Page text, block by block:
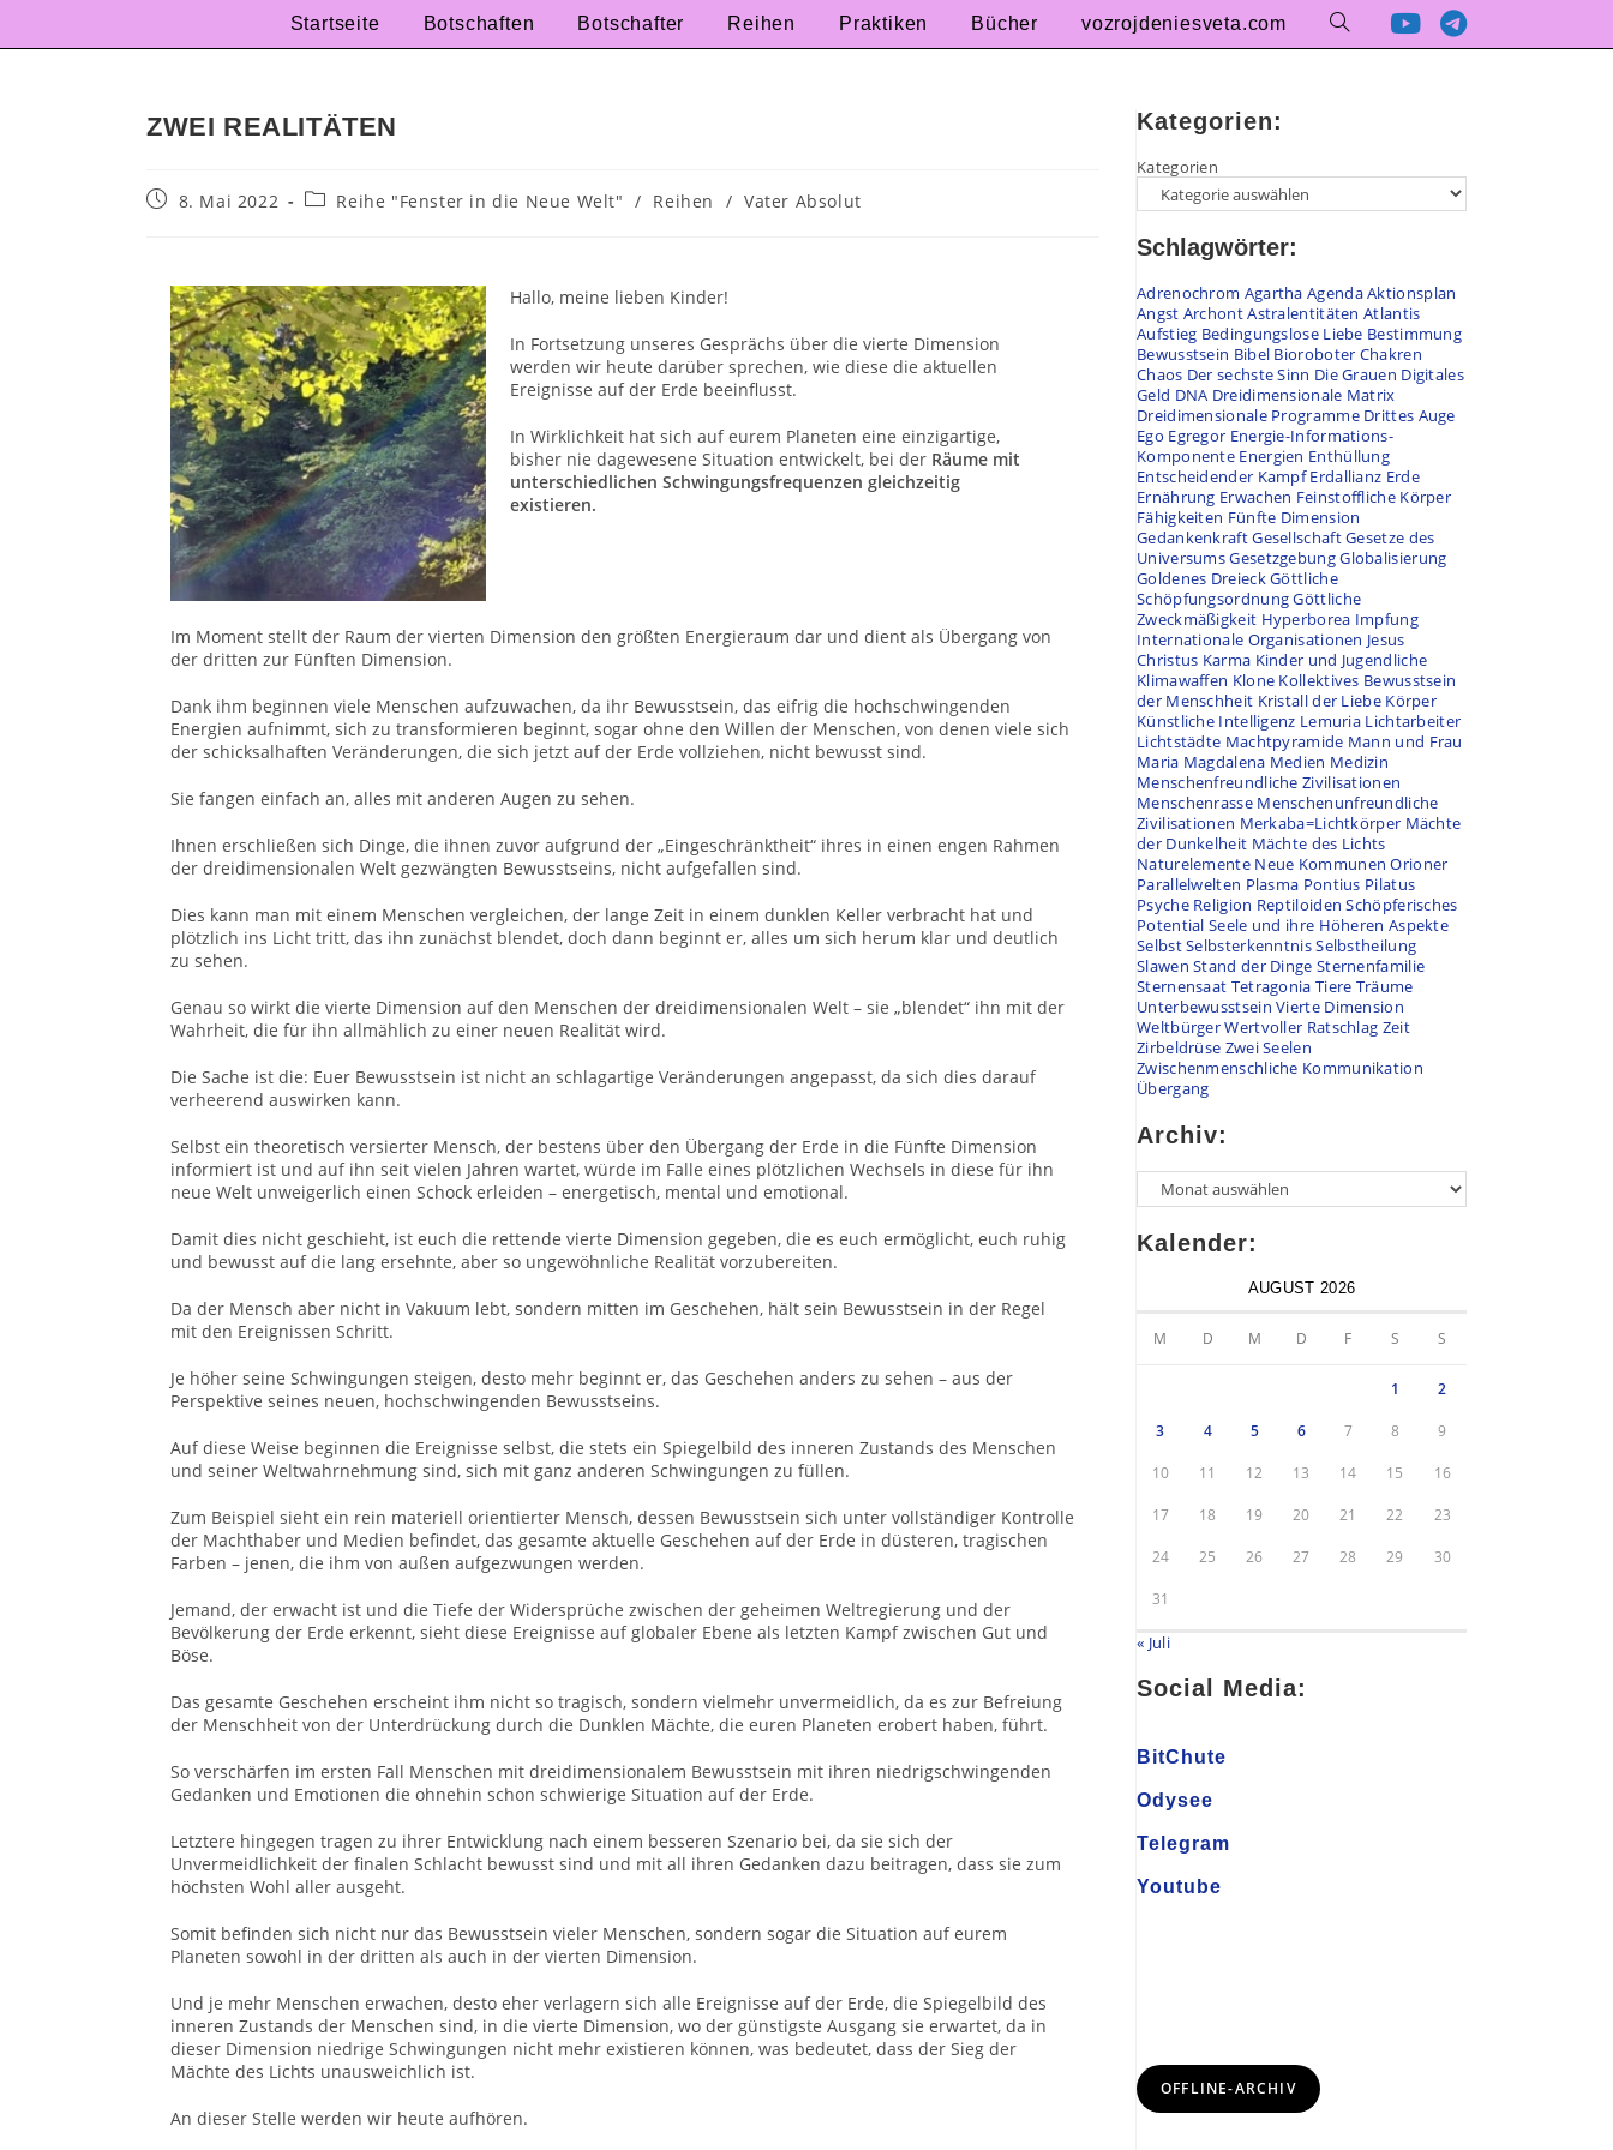
Startseite Botschaften Botschafter Reihen Praktiken Bücher vozrojdeniesveta.com
ZWEI REALITÄTEN
8. Mai 2022 Reihe "Fenster in die Neue Welt" / Reihen / Vater Absolut
Hallo, meine lieben Kinder!
In Fortsetzung unseres Gesprächs über die vierte Dimension
werden wir heute darüber sprechen, wie diese die aktuellen
Ereignisse auf der Erde beeinflusst.
In Wirklichkeit hat sich auf eurem Planeten eine einzigartige,
bisher nie dagewesene Situation entwickelt, bei der Räume mit
unterschiedlichen Schwingungsfrequenzen gleichzeitig
existieren.
Im Moment stellt der Raum der vierten Dimension den größten Energieraum dar und dient als Übergang von
der dritten zur Fünften Dimension.
Dank ihm beginnen viele Menschen aufzuwachen, da ihr Bewusstsein, das eifrig die hochschwingenden
Energien aufnimmt, sich zu transformieren beginnt, sogar ohne den Willen der Menschen, von denen viele sich
der schicksalhaften Veränderungen, die sich jetzt auf der Erde vollziehen, nicht bewusst sind.
Sie fangen einfach an, alles mit anderen Augen zu sehen.
Ihnen erschließen sich Dinge, die ihnen zuvor aufgrund der „Eingeschränktheit“ ihres in einen engen Rahmen
der dreidimensionalen Welt gezwängten Bewusstseins, nicht aufgefallen sind.
Dies kann man mit einem Menschen vergleichen, der lange Zeit in einem dunklen Keller verbracht hat und
plötzlich ins Licht tritt, das ihn zunächst blendet, doch dann beginnt er, alles um sich herum klar und deutlich
zu sehen.
Genau so wirkt die vierte Dimension auf den Menschen der dreidimensionalen Welt – sie „blendet“ ihn mit der
Wahrheit, die für ihn allmählich zu einer neuen Realität wird.
Die Sache ist die: Euer Bewusstsein ist nicht an schlagartige Veränderungen angepasst, da sich dies darauf
verheerend auswirken kann.
Selbst ein theoretisch versierter Mensch, der bestens über den Übergang der Erde in die Fünfte Dimension
informiert ist und auf ihn seit vielen Jahren wartet, würde im Falle eines plötzlichen Wechsels in diese für ihn
neue Welt unweigerlich einen Schock erleiden – energetisch, mental und emotional.
Damit dies nicht geschieht, ist euch die rettende vierte Dimension gegeben, die es euch ermöglicht, euch ruhig
und bewusst auf die lang ersehnte, aber so ungewöhnliche Realität vorzubereiten.
Da der Mensch aber nicht in Vakuum lebt, sondern mitten im Geschehen, hält sein Bewusstsein in der Regel
mit den Ereignissen Schritt.
Je höher seine Schwingungen steigen, desto mehr beginnt er, das Geschehen anders zu sehen – aus der
Perspektive seines neuen, hochschwingenden Bewusstseins.
Auf diese Weise beginnen die Ereignisse selbst, die stets ein Spiegelbild des inneren Zustands des Menschen
und seiner Weltwahrnehmung sind, sich mit ganz anderen Schwingungen zu füllen.
Zum Beispiel sieht ein rein materiell orientierter Mensch, dessen Bewusstsein sich unter vollständiger Kontrolle
der Machthaber und Medien befindet, das gesamte aktuelle Geschehen auf der Erde in düsteren, tragischen
Farben – jenen, die ihm von außen aufgezwungen werden.
Jemand, der erwacht ist und die Tiefe der Widersprüche zwischen der geheimen Weltregierung und der
Bevölkerung der Erde erkennt, sieht diese Ereignisse auf globaler Ebene als letzten Kampf zwischen Gut und
Böse.
Das gesamte Geschehen erscheint ihm nicht so tragisch, sondern vielmehr unvermeidlich, da es zur Befreiung
der Menschheit von der Unterdrückung durch die Dunklen Mächte, die euren Planeten erobert haben, führt.
So verschärfen im ersten Fall Menschen mit dreidimensionalem Bewusstsein mit ihren niedrigschwingenden
Gedanken und Emotionen die ohnehin schon schwierige Situation auf der Erde.
Letztere hingegen tragen zu ihrer Entwicklung nach einem besseren Szenario bei, da sie sich der
Unvermeidlichkeit der finalen Schlacht bewusst sind und mit all ihren Gedanken dazu beitragen, dass sie zum
höchsten Wohl aller ausgeht.
Somit befinden sich nicht nur das Bewusstsein vieler Menschen, sondern sogar die Situation auf eurem
Planeten sowohl in der dritten als auch in der vierten Dimension.
Und je mehr Menschen erwachen, desto eher verlagern sich alle Ereignisse auf der Erde, die Spiegelbild des
inneren Zustands der Menschen sind, in die vierte Dimension, wo der günstigste Ausgang sie erwartet, da in
dieser Dimension niedrige Schwingungen nicht mehr existieren können, was bedeutet, dass der Sieg der
Mächte des Lichts unausweichlich ist.
An dieser Stelle werden wir heute aufhören.
Kategorien:
Kategorien
Schlagwörter:
Adrenochrom Agartha AgendaAktionsplan
Angst ArchontAstralentitäten Atlantis
Aufstieg Bedingungslose Liebe Bestimmung
Bewusstsein Bibel Bioroboter Chakren
Chaos Der sechste Sinn Die Grauen Digitales
Geld DNA Dreidimensionale Matrix
Dreidimensionale Programme Drittes Auge
Ego Egregor Energie-Informations-
Komponente Energien Enthüllung
Entscheidender Kampf Erdallianz Erde
Ernährung Erwachen Feinstoffliche Körper
Fähigkeiten Fünfte Dimension
GedankenkraftGesellschaftGesetze des
UniversumsGesetzgebungGlobalisierung
Goldenes DreieckGöttliche
SchöpfungsordnungGöttliche
Zweckmäßigkeit Hyperborea Impfung
Internationale Organisationen Jesus
Christus Karma Kinder und Jugendliche
Klimawaffen Klone Kollektives Bewusstsein
der Menschheit Kristall der Liebe Körper
Künstliche Intelligenz Lemuria Lichtarbeiter
Lichtstädte Machtpyramide Mann und Frau
Maria Magdalena Medien Medizin
Menschenfreundliche Zivilisationen
Menschenrasse Menschenunfreundliche
Zivilisationen Merkaba=Lichtkörper Mächte
der Dunkelheit Mächte des Lichts
Naturelemente Neue Kommunen Orioner
Parallelwelten Plasma Pontius Pilatus
Psyche Religion Reptiloiden Schöpferisches
Potential Seele und ihre Höheren Aspekte
SelbstSelbsterkenntnisSelbstheilung
Slawen Stand der Dinge Sternenfamilie
Sternensaat Tetragonia Tiere Träume
Unterbewusstsein Vierte Dimension
WeltbürgerWertvoller Ratschlag Zeit
Zirbeldrüse Zwei Seelen
Zwischenmenschliche Kommunikation
Übergang
Archiv:
Kalender:
AUGUST 2026
M D M D F S S
1 2
3 4 5 6 7 8 9
10 11 12 13 14 15 16
17 18 19 20 21 22 23
24 25 26 27 28 29 30
31
« Juli
Social Media:
BitChute
Odysee
Telegram
Youtube
OFFLINE-ARCHIV